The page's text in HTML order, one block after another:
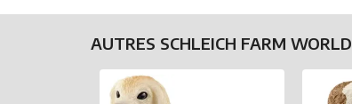
AUTRES SCHLEICH FARM WORLD